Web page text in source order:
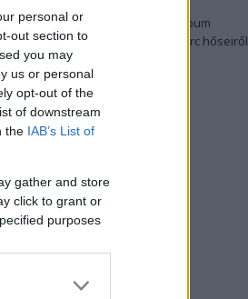
personal or
out section to
you may
us or personal
opt-out of the
of downstream
the IAB’s List of
gather and store
click to grant or
purposes
Készülőben a nagy meztelen album
Nézd meg a 48-as szabadságharc hőseiről
készült fotókat!
Hírlevél feliratkozás